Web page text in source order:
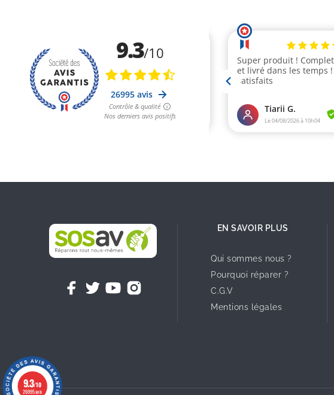
EN SAVOIR PLUS
Qui sommes nous ?
Pourquoi réparer ?
C.G.V
Mentions légales
9.3/10
26995 avis